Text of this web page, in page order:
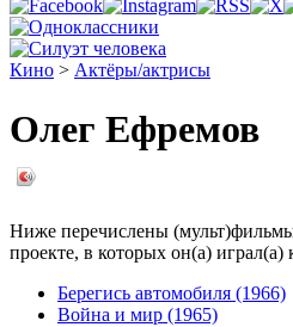
Кино > Актёры/актрисы
Олег Ефремов
Ниже перечислены
проекте, в которых он(а) играл(а)
Берегись автомобиля (1966)
Война и мир (1965)